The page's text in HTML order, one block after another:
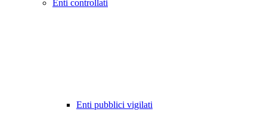
Enti controllati
Enti pubblici vigilati